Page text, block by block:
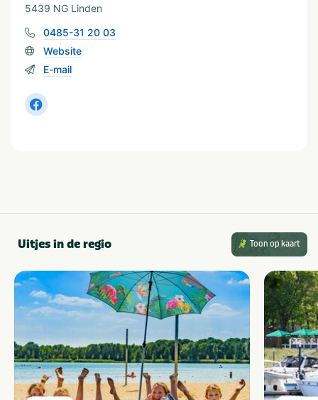
5439 NG Linden
0485-31 20 03
Website
E-mail
Uitjes in de regio Toon op kaart